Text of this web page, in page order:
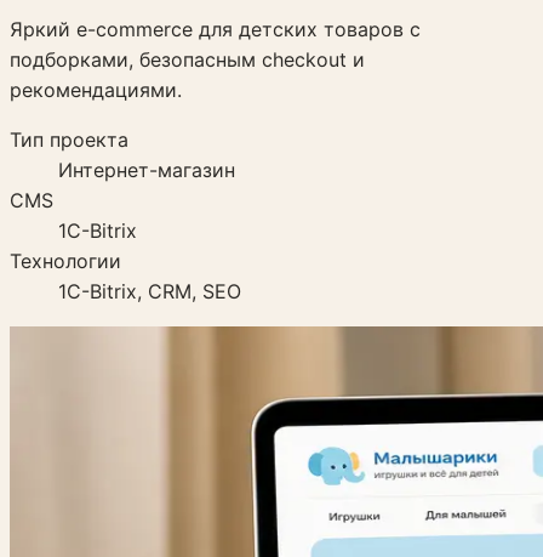
Яркий e-commerce для детских товаров с
подборками, безопасным checkout и
рекомендациями.
Тип проекта
Интернет-магазин
CMS
1C-Bitrix
Технологии
1C-Bitrix, CRM, SEO